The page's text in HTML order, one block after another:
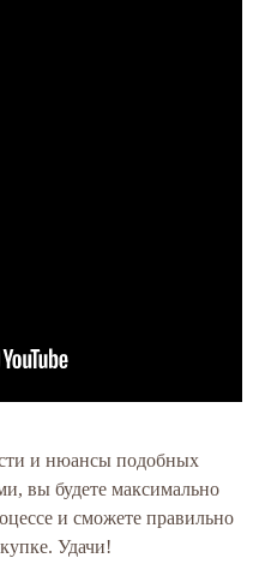
и нюансы подобных
вы будете максимально
и сможете правильно
Удачи!